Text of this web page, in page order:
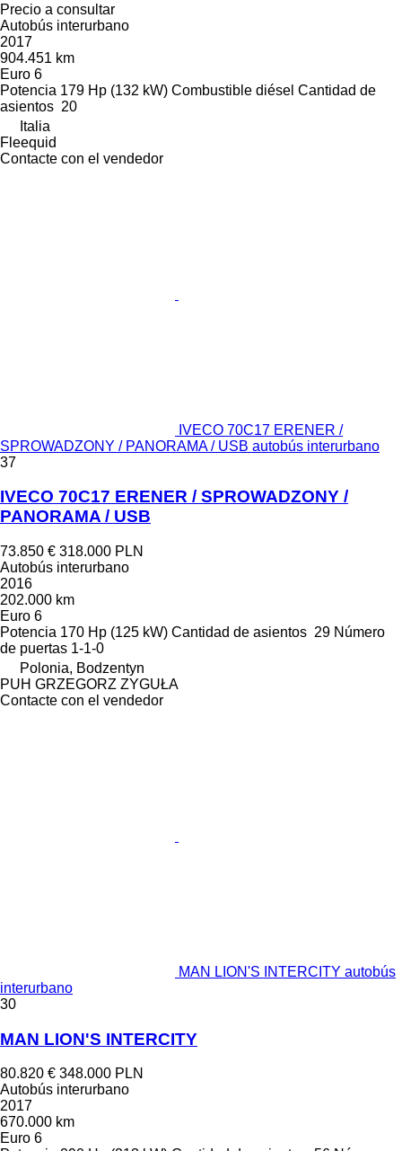
Precio a consultar
Autobús interurbano
2017
904.451 km
Euro 6
Potencia 179 Hp (132 kW) Combustible diésel Cantidad de
asientos 20
Italia
Fleequid
Contacte con el vendedor
IVECO 70C17 ERENER /
SPROWADZONY / PANORAMA / USB autobús interurbano
37
IVECO 70C17 ERENER / SPROWADZONY /
PANORAMA / USB
73.850 € 318.000 PLN
Autobús interurbano
2016
202.000 km
Euro 6
Potencia 170 Hp (125 kW) Cantidad de asientos 29 Número
de puertas 1-1-0
Polonia, Bodzentyn
PUH GRZEGORZ ZYGUŁA
Contacte con el vendedor
MAN LION'S INTERCITY autobús
interurbano
30
MAN LION'S INTERCITY
80.820 € 348.000 PLN
Autobús interurbano
2017
670.000 km
Euro 6